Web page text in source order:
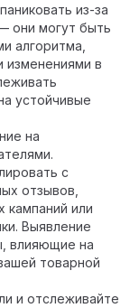
из-за
они могут быть
алгоритма,
изменениями в
устойчивые
на
с
отзывов,
кампаний или
Выявление
влияющие на
товарной
и отслеживайте